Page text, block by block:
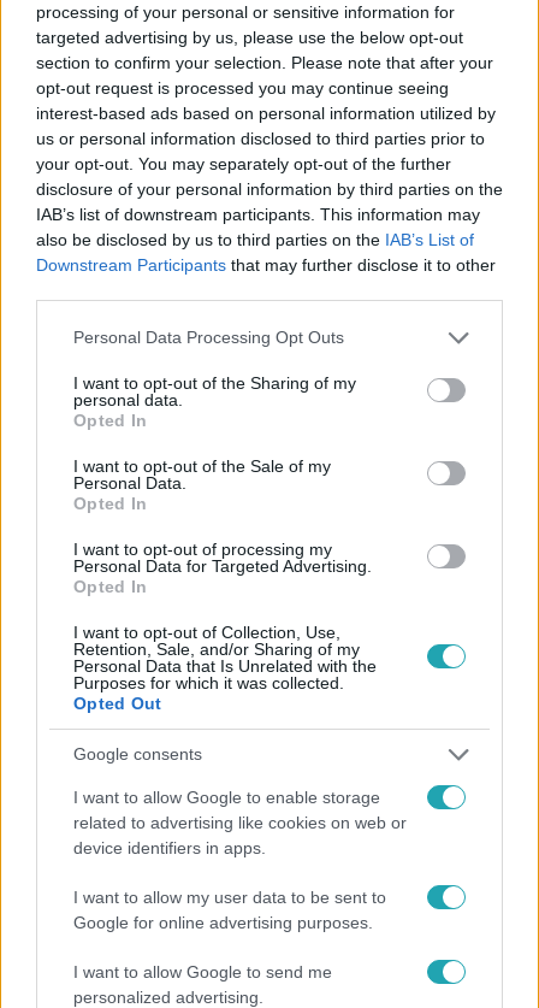
processing of your personal or sensitive information for
targeted advertising by us, please use the below opt-out
section to confirm your selection. Please note that after your
opt-out request is processed you may continue seeing
interest-based ads based on personal information utilized by
us or personal information disclosed to third parties prior to
your opt-out. You may separately opt-out of the further
disclosure of your personal information by third parties on the
IAB’s list of downstream participants. This information may
also be disclosed by us to third parties on the IAB’s List of
Downstream Participants that may further disclose it to other
Please note that this website/app uses one or more Google
not limited to your visit or usage behaviour. You may click to
grant or deny consent to Google and its third-party tags to
use your data for below specified purposes in below Google
consent section.
Personal Data Processing Opt Outs
I want to opt-out of the Sharing of my
personal data.
Opted In
I want to opt-out of the Sale of my
Personal Data.
Opted In
I want to opt-out of processing my
Personal Data for Targeted Advertising.
Opted In
I want to opt-out of Collection, Use,
Retention, Sale, and/or Sharing of my
Personal Data that Is Unrelated with the
Purposes for which it was collected.
Opted Out
Google consents
I want to allow Google to enable storage
related to advertising like cookies on web or
device identifiers in apps.
I want to allow my user data to be sent to
Google for online advertising purposes.
I want to allow Google to send me
personalized advertising.
Kövess minket, és értesülj a friss hírekről a
Facebookon is!
Követem
HÍRADÓ #
SZEMÉTLERAKÓ #HULLADÉK #
BIZTONSÁGI KAMERA
Népszerű
13:31